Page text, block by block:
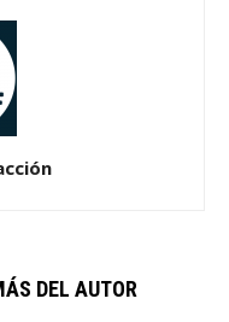
DEL AUTOR